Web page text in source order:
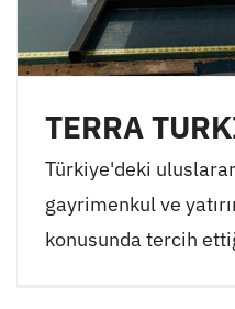
TERRA
Türkiye'deki
gayrimenkul ve
konusunda tercih